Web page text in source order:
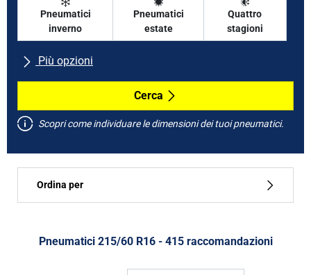
Pneumatici
inverno
Pneumatici
estate
Quattro
stagioni
Più opzioni
Tutte le marche
Tipo di vettura
Run flat
Cerca
Scopri come individuare le dimensioni dei tuoi pneumatici.
Ordina per
Tipo di pneumatico
Pneumatici ‎215/60 R16 - 415 raccomandazioni